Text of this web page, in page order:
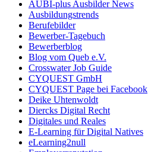
AUBI-plus Ausbilder News
Ausbildungstrends
Berufebilder
Bewerber-Tagebuch
Bewerberblog
Blog vom Queb e.V.
Crosswater Job Guide
CYQUEST GmbH
CYQUEST Page bei Facebook
Deike Uhtenwoldt
Diercks Digital Recht
Digitales und Reales
E-Learning für Digital Natives
eLearning2null